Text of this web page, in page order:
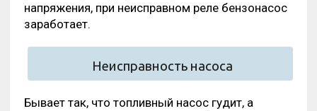
напряжения, при неисправном реле бензонасос
заработает.
Неисправность насоса
Бывает так, что топливный насос гудит, а